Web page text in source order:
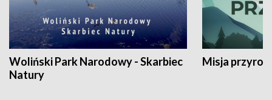
Woliński Park Narodowy - Skarbiec
Natury
Misja